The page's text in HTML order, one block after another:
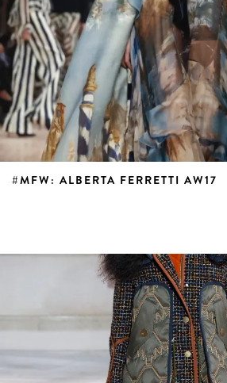
#MFW: ALBERTA FERRETTI AW17